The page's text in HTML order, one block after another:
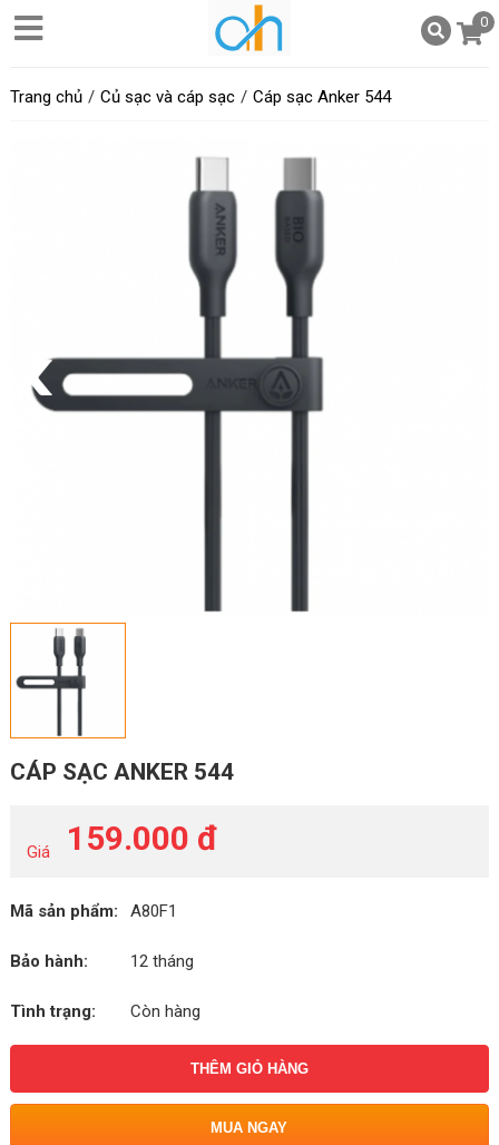
0
Trang chủ Củ sạc và cáp sạc Cáp sạc Anker 544
CÁP SẠC ANKER 544
Giá 159.000 đ
Mã sản phẩm: A80F1
Bảo hành: 12 tháng
Tình trạng: Còn hàng
THÊM GIỎ HÀNG
MUA NGAY